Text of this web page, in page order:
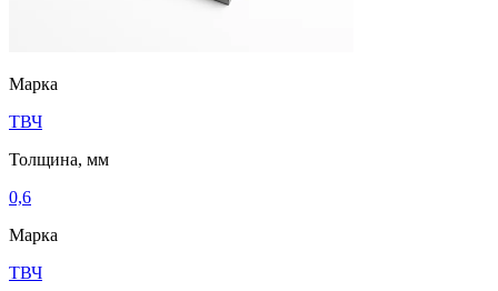
Марка
ТВЧ
Толщина, мм
0,6
Марка
ТВЧ